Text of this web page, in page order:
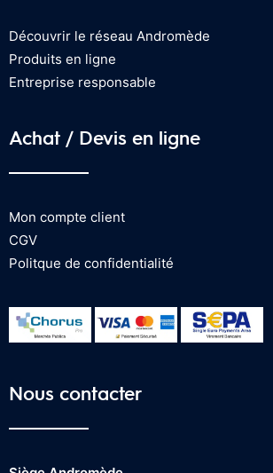
Découvrir le réseau Andromède
Produits en ligne
Entreprise responsable
Achat / Devis en ligne
Mon compte client
CGV
Politque de confidentialité
Nous contacter